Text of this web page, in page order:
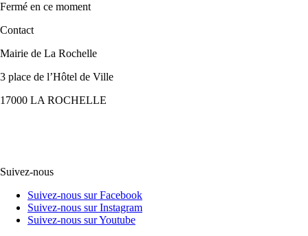
Fermé en ce moment
Contact
Mairie de La Rochelle
3 place de l’Hôtel de Ville
17000 LA ROCHELLE
Suivez-nous
Suivez-nous sur Facebook
Suivez-nous sur Instagram
Suivez-nous sur Youtube